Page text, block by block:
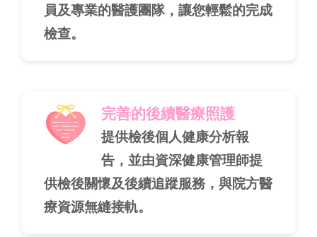
員及專業的醫護團隊，讓您輕鬆的完成
檢查。
完善的後續醫療照護
提供檢後個人健康分析報
告，並由資深健康管理師提
供檢後關懷及後續追蹤服務，與院方醫
療資源無縫接軌。